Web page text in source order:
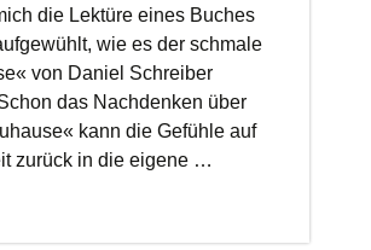
die Lektüre eines Buches
wie es der schmale
von Daniel Schreiber
das Nachdenken über
kann die Gefühle auf
zurück in die eigene …